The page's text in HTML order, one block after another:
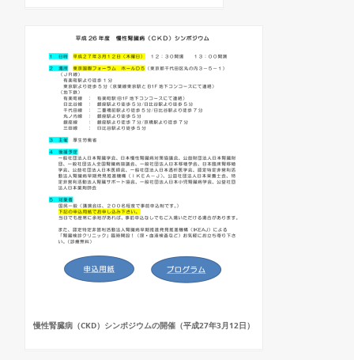
慢性腎臓病（CKD）シンポジウムの開催（平成27年3月12日）